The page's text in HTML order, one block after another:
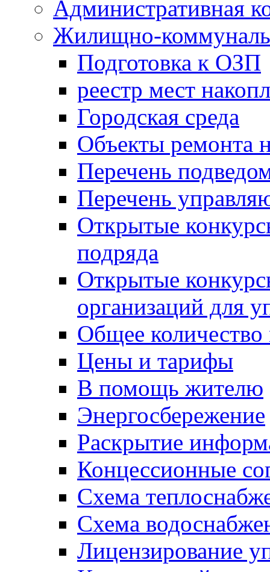
Административная
Жилищно-
Подготовка к ОЗП
реестр мест
Городская среда
Объекты ремонта
Перечень
Перечень
Открытые
подряда
Открытые
организаций для
Общее
Цены и тарифы
В помощь жителю
Энергосбережение
Раскрытие
Концессионные
Схема
Схема
Лицензирование